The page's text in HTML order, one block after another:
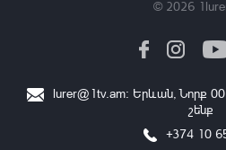
Վթարային ջրանջատում Երևանի
© 2026
lurer@1tv.am։ Երևան, Նորք
շենք
+374 10